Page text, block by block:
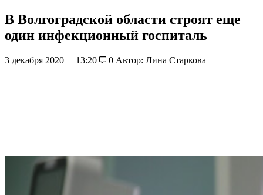
В Волгоградской области строят еще
один инфекционный госпиталь
3 декабря 2020 13:20 0 Автор: Лина Старкова